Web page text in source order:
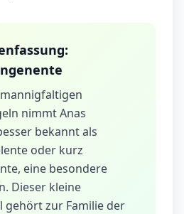
nimmt Anas
bekannt als
oder kurz
eine besondere
Dieser kleine
gehört zur Familie der